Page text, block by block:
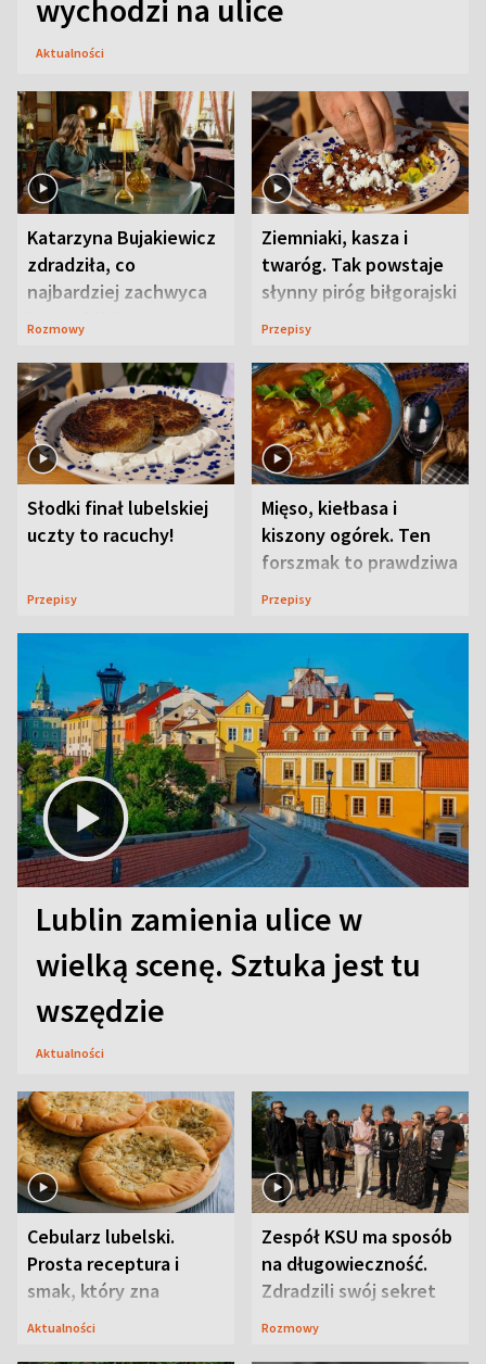
wychodzi na ulice
Aktualności
Katarzyna Bujakiewicz
zdradziła, co
najbardziej zachwyca
ją w Lublinie
Rozmowy
Ziemniaki, kasza i
twaróg. Tak powstaje
słynny piróg biłgorajski
Przepisy
Słodki finał lubelskiej
uczty to racuchy!
Przepisy
Mięso, kiełbasa i
kiszony ogórek. Ten
forszmak to prawdziwa
uczta
Przepisy
Lublin zamienia ulice w
wielką scenę. Sztuka jest tu
wszędzie
Aktualności
Cebularz lubelski.
Prosta receptura i
smak, który zna
Lubelszczyzna
Aktualności
Zespół KSU ma sposób
na długowieczność.
Zdradzili swój sekret
Rozmowy